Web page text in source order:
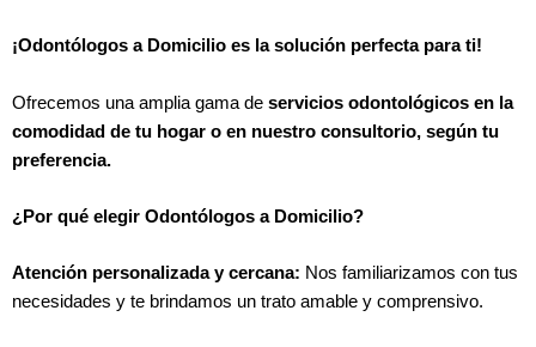
¡Odontólogos a Domicilio es la solución perfecta para ti!
Ofrecemos una amplia gama de servicios odontológicos en la
comodidad de tu hogar o en nuestro consultorio, según tu
preferencia.
¿Por qué elegir Odontólogos a Domicilio?
Atención personalizada y cercana: Nos familiarizamos con tus
necesidades y te brindamos un trato amable y comprensivo.